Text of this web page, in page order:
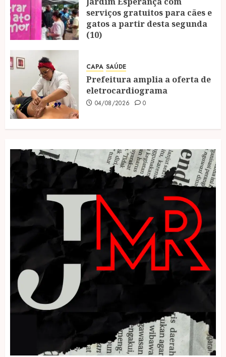
serviços gratuitos para cães e
gatos a partir desta segunda
(10)
CAPA SAÚDE
Prefeitura amplia a oferta de
eletrocardiograma
04/08/2026 0